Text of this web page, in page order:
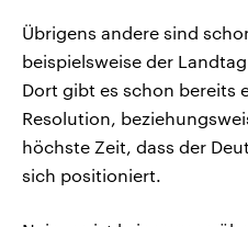
Übrigens andere sind
beispielsweise der
Dort gibt es schon bereits
Resolution,
höchste Zeit, dass der
sich positioniert.